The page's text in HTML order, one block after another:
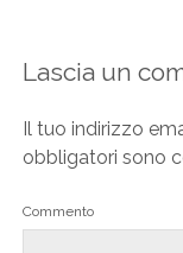
Lascia un
Il tuo indirizzo
obbligatori sono
Commento